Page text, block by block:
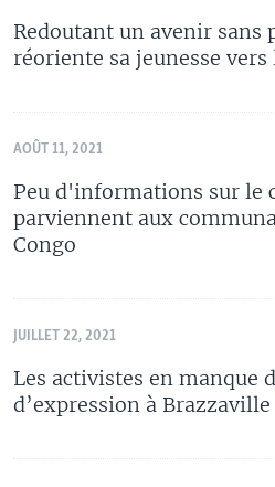
Redoutant un avenir sans
réoriente sa jeunesse
AOÛT 11, 2021
Peu d'informations sur le
parviennent aux
Congo
JUILLET 22, 2021
Les activistes en manque
d’expression à Brazzaville